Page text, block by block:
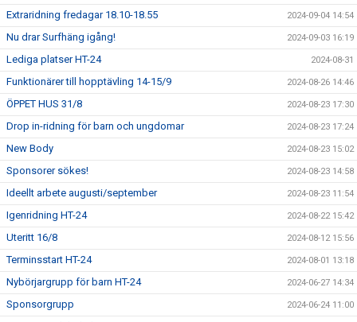
Extraridning fredagar 18.10-18.55 2024-09-04 14:54
Nu drar Surfhäng igång! 2024-09-03 16:19
Lediga platser HT-24 2024-08-31
Funktionärer till hopptävling 14-15/9 2024-08-26 14:46
ÖPPET HUS 31/8 2024-08-23 17:30
Drop in-ridning för barn och ungdomar 2024-08-23 17:24
New Body 2024-08-23 15:02
Sponsorer sökes! 2024-08-23 14:58
Ideellt arbete augusti/september 2024-08-23 11:54
Igenridning HT-24 2024-08-22 15:42
Uteritt 16/8 2024-08-12 15:56
Terminsstart HT-24 2024-08-01 13:18
Nybörjargrupp för barn HT-24 2024-06-27 14:34
Sponsorgrupp 2024-06-24 11:00